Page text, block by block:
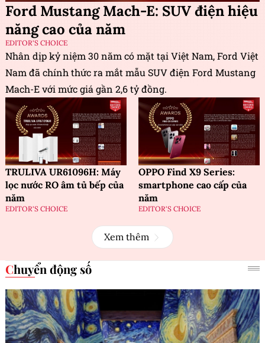
Ford Mustang Mach-E: SUV điện hiệu
năng cao của năm
EDITOR'S CHOICE
Nhân dịp kỷ niệm 30 năm có mặt tại Việt Nam, Ford Việt
Nam đã chính thức ra mắt mẫu SUV điện Ford Mustang
Mach-E với mức giá gần 2,6 tỷ đồng.
TRULIVA UR61096H: Máy
lọc nước RO âm tủ bếp của
năm
EDITOR'S CHOICE
OPPO Find X9 Series:
smartphone cao cấp của
năm
EDITOR'S CHOICE
Xem thêm
Chuyển động số